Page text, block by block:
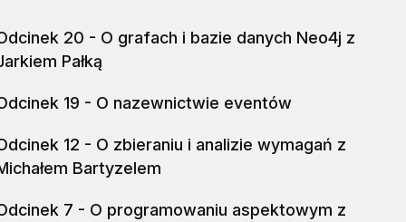
20 - O grafach i bazie danych Neo4j z
Pałką
19 - O nazewnictwie eventów
12 - O zbieraniu i analizie wymagań z
Bartyzelem
7 - O programowaniu aspektowym z